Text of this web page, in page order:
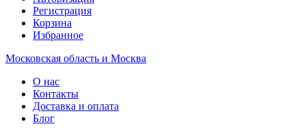
Регистрация
Корзина
Избранное
Московская область и Москва
О нас
Контакты
Доставка и оплата
Блог